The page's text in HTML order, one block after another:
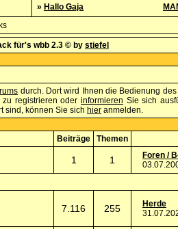
» Hallo Gaja
für's wbb 2.3 © by stiefel
durch. Dort wird Ihnen die Bedienung
zu registrieren oderinformieren Sie sich
sind, können Sie sich hier anmelden.
Beiträge Themen
1 1
Foren /
7.116 255
Herde